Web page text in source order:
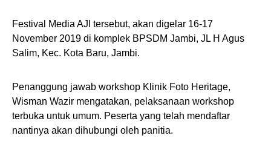
Festival Media AJI tersebut, akan digelar 16-17
November 2019 di komplek BPSDM Jambi, JL H Agus
Salim, Kec. Kota Baru, Jambi.
Penanggung jawab workshop Klinik Foto Heritage,
Wisman Wazir mengatakan, pelaksanaan workshop
terbuka untuk umum. Peserta yang telah mendaftar
nantinya akan dihubungi oleh panitia.